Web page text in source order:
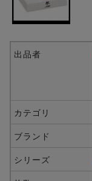
出品者
カテゴリ
ブランド
シリーズ